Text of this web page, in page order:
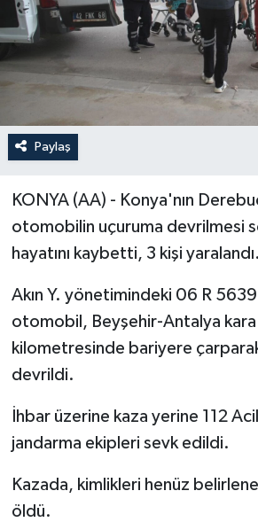
Paylaş
KONYA (AA) - Konya'nın
otomobilin uçuruma devrilmesi
hayatını kaybetti, 3 kişi yaralandı.
Akın Y. yönetimindeki 06 R 5639
otomobil, Beyşehir-Antalya
kilometresinde bariyere
devrildi.
İhbar üzerine kaza yerine 112
jandarma ekipleri sevk edildi.
Kazada, kimlikleri henüz
öldü.